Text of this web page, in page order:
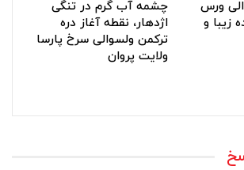
ورس
زیبا و
چشمه آب گرم در تنگی
اژدهار، نقطه آغاز دره
ترکمن ولسوالی سرخ پارسا
ولایت پروان